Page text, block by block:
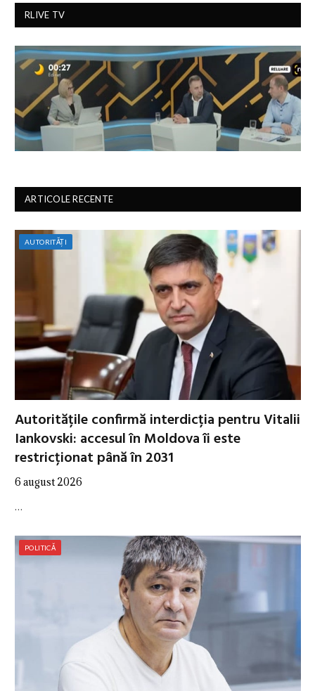
RLIVE TV
ARTICOLE RECENTE
AUTORITĂȚI
Autoritățile confirmă interdicția pentru Vitalii
Iankovski: accesul în Moldova îi este
restricționat până în 2031
6 august 2026
…
POLITICĂ